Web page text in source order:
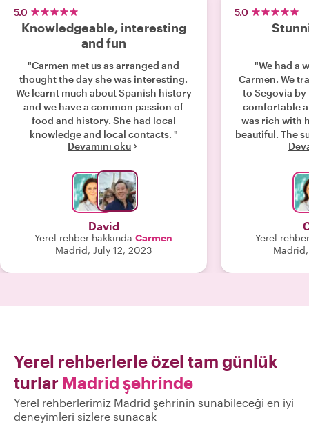
5.0
Knowledgeable, interesting
and fun
"Carmen met us as arranged and
thought the day she was interesting.
We learnt much about Spanish history
and we have a common passion of
food and history. She had local
knowledge and local contacts. "
Devamını oku
David
Yerel rehber hakkında Carmen
Madrid, July 12, 2023
5.0
"We had a
Carmen. We
to Segovia by
comfortable
was rich with
beautiful. The
lunch
Yerel
Yerel rehberlerle özel tam günlük
turlar Madrid şehrinde
Yerel rehberlerimiz Madrid şehrinin sunabileceği en iyi
deneyimleri sizlere sunacak